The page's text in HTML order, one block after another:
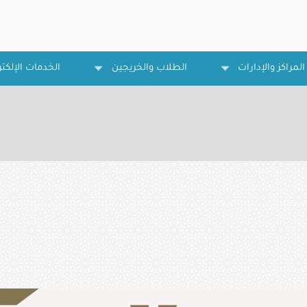
المراكز والإدارات الطلاب والخريجين الخدمات